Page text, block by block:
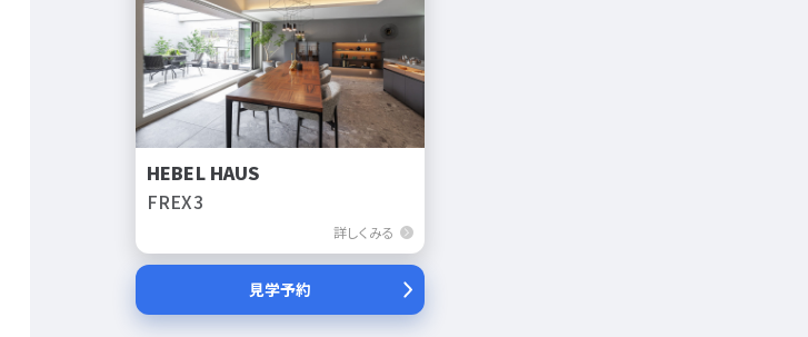
HEBEL HAUS
FREX3
詳しくみる
見学予約